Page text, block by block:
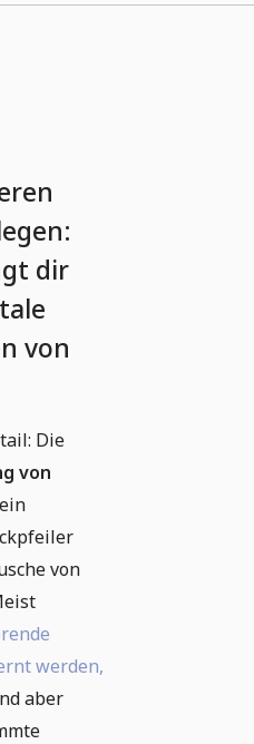
dir
von
Die
von
von
werden,
aber